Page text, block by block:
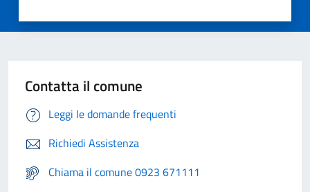
Contatta il comune
Leggi le domande frequenti
Richiedi Assistenza
Chiama il comune 0923 671111